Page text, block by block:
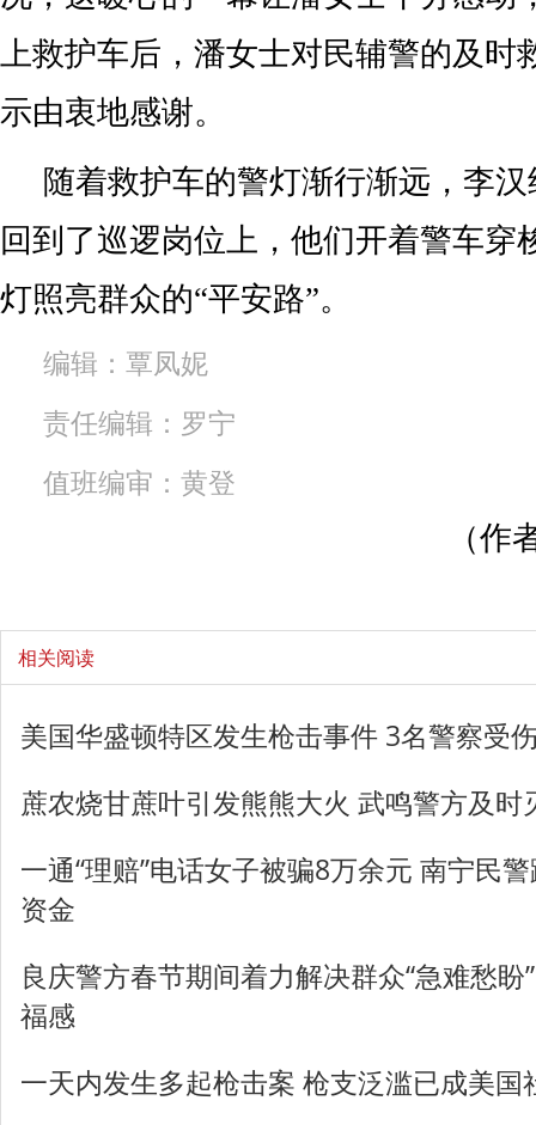
上救护车后，潘女士对民辅警的及时
示由衷地感谢。
随着救护车的警灯渐行渐远，李
回到了巡逻岗位上，他们开着警车穿
灯照亮群众的“平安路”。
编辑：覃凤妮
责任编辑：罗宁
值班编审：黄登
（作
相关阅读
美国华盛顿特区发生枪击事件 3名警察受
蔗农烧甘蔗叶引发熊熊大火 武鸣警方及时
一通“理赔”电话女子被骗8万余元 南宁民
资金
良庆警方春节期间着力解决群众“急难愁
福感
一天内发生多起枪击案 枪支泛滥已成美国